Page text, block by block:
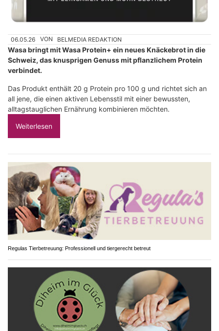
06.05.26 VON BELMEDIA REDAKTION
Wasa bringt mit Wasa Protein+ ein neues Knäckebrot in die
Schweiz, das knusprigen Genuss mit pflanzlichem Protein
verbindet.
Das Produkt enthält 20 g Protein pro 100 g und richtet sich an
all jene, die einen aktiven Lebensstil mit einer bewussten,
alltagstauglichen Ernährung kombinieren möchten.
Weiterlesen
Regulas Tierbetreuung: Professionell und tiergerecht betreut